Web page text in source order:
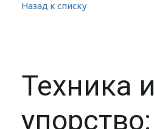
Назад к списку
Техника и
упорство: